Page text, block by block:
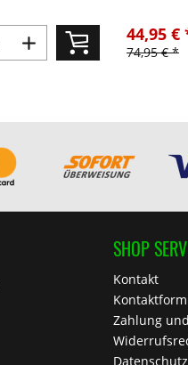
74,95 € *
44,95 €
SHOP
Kontakt
Zahlung